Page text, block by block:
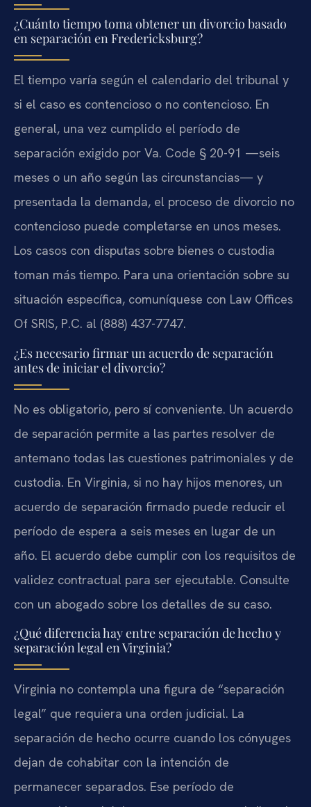
¿Cuánto tiempo toma obtener un divorcio basado
en separación en Fredericksburg?
El tiempo varía según el calendario del tribunal y
si el caso es contencioso o no contencioso. En
general, una vez cumplido el período de
separación exigido por Va. Code § 20-91 —seis
meses o un año según las circunstancias— y
presentada la demanda, el proceso de divorcio no
contencioso puede completarse en unos meses.
Los casos con disputas sobre bienes o custodia
toman más tiempo. Para una orientación sobre su
situación específica, comuníquese con Law Offices
Of SRIS, P.C. al (888) 437-7747.
¿Es necesario firmar un acuerdo de separación
antes de iniciar el divorcio?
No es obligatorio, pero sí conveniente. Un acuerdo
de separación permite a las partes resolver de
antemano todas las cuestiones patrimoniales y de
custodia. En Virginia, si no hay hijos menores, un
acuerdo de separación firmado puede reducir el
período de espera a seis meses en lugar de un
año. El acuerdo debe cumplir con los requisitos de
validez contractual para ser ejecutable. Consulte
con un abogado sobre los detalles de su caso.
¿Qué diferencia hay entre separación de hecho y
separación legal en Virginia?
Virginia no contempla una figura de “separación
legal” que requiera una orden judicial. La
separación de hecho ocurre cuando los cónyuges
dejan de cohabitar con la intención de
permanecer separados. Ese período de